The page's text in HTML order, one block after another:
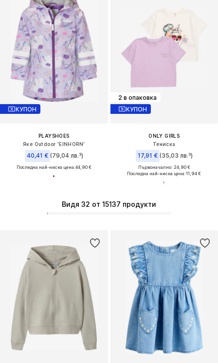
КУПОН
PLAYSHOES
Яке Outdoor 'EINHORN'
40,41 € (79,04 лв.³)
Последна най-ниска цена:44,90 €
2 в опаковка
КУПОН
ONLY GIRLS
Тениска
17,91 € (35,03 лв.³)
Първоначално: 24,90 €
Последна най-ниска цена:11,94 €
Видя 32 от 15137 продукти